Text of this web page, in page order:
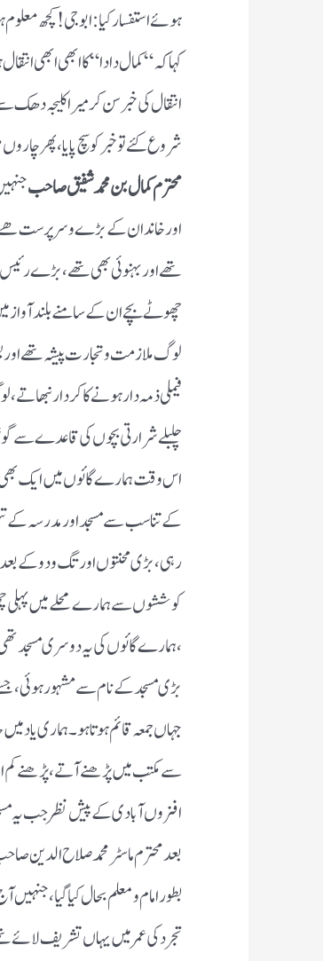
ہوئے استفسار کیا : ابو جی ! کچھ
کہا کہ “ کمال دادا “ کا ابھی ابھی
انتقال کی خبر سن کر میرا کلیجہ
شروع کئے تو خبر کو سچ پایا ،
محترم کمال بن محمد شفیق صاحب
اور خاندان کے بڑے وسرپرست ھے ،
تھے اور بہنوئی بھی تھے ، بڑے رئیس
چھوٹے بچے ان کے سامنے بلند آواز
لوگ ملازمت وتجارت پیشہ تھے اور
فیملی ذمہ دار ہونے کا کردار نبھاتے
چلبلے شرارتی بچوں کی قاعدے سے گوش
اس وقت ہمارے گائوں میں ایک بھی
کے تناسب سے مسجد اور مدرسہ کے
رہی ، بڑی محنتوں اور تگ ودو کے
کوششوں سے ہمارے محلے میں پہلی
، ہمارے گائوں کی یہ دوسری مسجد تھی
بڑی مسجد کے نام سے مشہور ہوئی ،
جہاں جمعہ قائم ہوتا ہو ۔ ہماری
سے مکتب میں پڑھنے آتے ، پڑھنے کم
افزوں آبادی کے پیش نظر جب یہ مسجد
بعد محترم ماسٹر محمد صلاح الدین
بطور امام ومعلم بحال کیا گیا ،
تجرد کی عمر میں یہاں تشریف